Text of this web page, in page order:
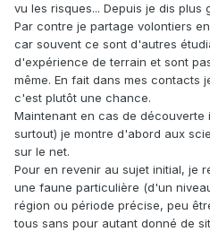
vu les risques... Depuis je dis plus
Par contre je partage volontiers
car souvent ce sont d'autres
d'expérience de terrain et sont
même. En fait dans mes contacts
c'est plutôt une chance.
Maintenant en cas de découverte
surtout) je montre d'abord aux
sur le net.
Pour en revenir au sujet initial, je
une faune particulière (d'un
région ou période précise, peu
tous sans pour autant donné de